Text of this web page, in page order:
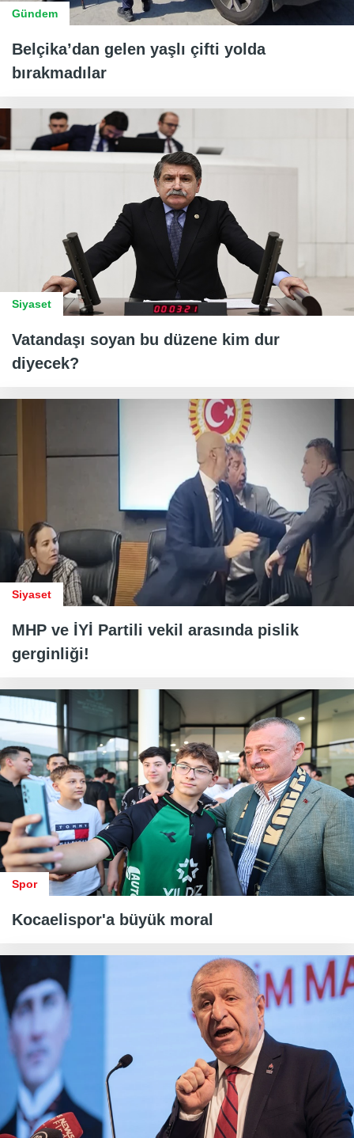
Gündem
Belçika’dan gelen yaşlı çifti yolda
bırakmadılar
Siyaset
Vatandaşı soyan bu düzene kim dur
diyecek?
Siyaset
MHP ve İYİ Partili vekil arasında pislik
gerginliği!
Spor
Kocaelispor'a büyük moral